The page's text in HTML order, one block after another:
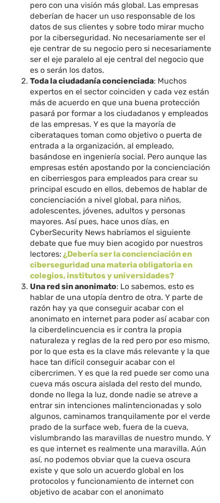
pero con una visión más global. Las empresas
deberían de hacer un uso responsable de los
datos de sus clientes y sobre todo mirar mucho
por la ciberseguridad. No necesariamente ser el
eje centrar de su negocio pero si necesariamente
ser el eje paralelo al eje central del negocio que
es o serán los datos.
Toda la ciudadanía concienciada: Muchos
expertos en el sector coinciden y cada vez están
más de acuerdo en que una buena protección
pasará por formar a los ciudadanos y empleados
de las empresas. Y es que la mayoría de
ciberataques toman como objetivo o puerta de
entrada a la organización, al empleado,
basándose en ingeniería social. Pero aunque las
empresas estén apostando por la concienciación
en ciberriesgos para empleados para crear su
principal escudo en ellos, debemos de hablar de
concienciación a nivel global, para niños,
adolescentes, jóvenes, adultos y personas
mayores. Así pues, hace unos días, en
CyberSecurity News habríamos el siguiente
debate que fue muy bien acogido por nuestros
lectores: ¿Debería ser la concienciación en
ciberseguridad una materia obligatoria en
colegios, institutos y universidades?
Una red sin anonimato: Lo sabemos, esto es
hablar de una utopía dentro de otra. Y parte de
razón hay ya que conseguir acabar con el
anonimato en internet para poder así acabar con
la ciberdelincuencia es ir contra la propia
naturaleza y reglas de la red pero por eso mismo,
por lo que esta es la clave más relevante y la que
hace tan difícil conseguir acabar con el
cibercrimen. Y es que la red puede ser como una
cueva más oscura aislada del resto del mundo,
donde no llega la luz, donde nadie se atreve a
entrar sin intenciones malintencionadas y solo
algunos, caminamos tranquilamente por el verde
prado de la surface web, fuera de la cueva,
vislumbrando las maravillas de nuestro mundo. Y
es que internet es realmente una maravilla. Aún
así, no podemos obviar que la cueva oscura
existe y que solo un acuerdo global en los
protocolos y funcionamiento de internet con
objetivo de acabar con el anonimato